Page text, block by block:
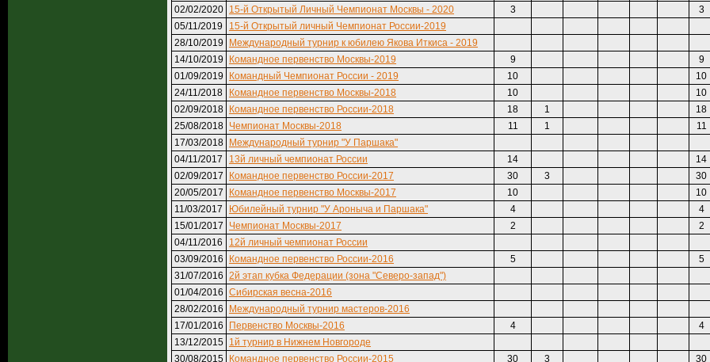
02/02/2020 15-й Открытый Личный Чемпионат Москвы - 2020 3
3
05/11/2019
15-й Открытый личный Чемпионат России-2019
28/10/2019
Международный турнир к юбилею Якова Иткиса - 2019
14/10/2019
Командное первенство Москвы-2019 9
9
01/09/2019
Командный Чемпионат России - 2019 10
10
24/11/2018
Командное первенство Москвы-2018 10
10
02/09/2018
Командное первенство России-2018 18 1
18
25/08/2018 Чемпионат Москвы-2018 11 1
11
17/03/2018
Международный турнир "У Паршака"
04/11/2017
13й личный чемпионат России 14
14
02/09/2017
Командное первенство России-2017 30 3
30
20/05/2017
Командное первенство Москвы-2017 10
10
11/03/2017
Юбилейный турнир "У Ароныча и Паршака" 4
4
15/01/2017
Чемпионат Москвы-2017 2
2
04/11/2016
12й личный чемпионат России
03/09/2016
Командное первенство России-2016 5
5
31/07/2016 2й этап кубка Федерации (зона "Северо-запад")
01/04/2016 Сибирская весна-2016
28/02/2016
Международный турнир мастеров-2016
17/01/2016
Первенство Москвы-2016 4
4
13/12/2015 1й турнир в Нижнем Новгороде
30/08/2015
Командное первенство России-2015 30 3
30